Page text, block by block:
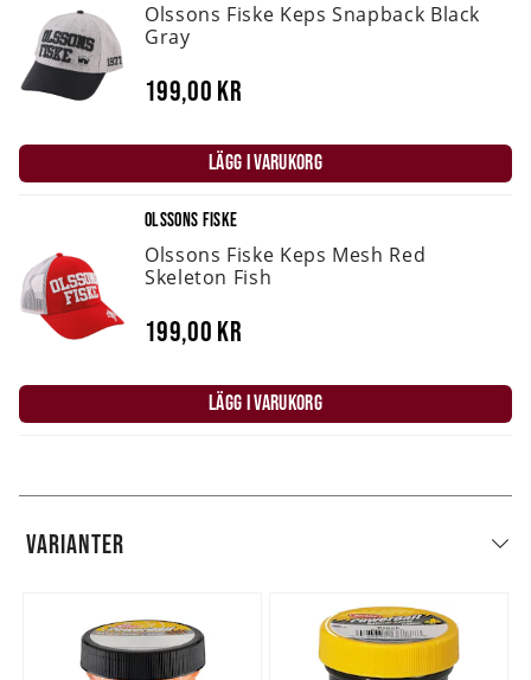
Olssons Fiske Keps Snapback Black
Gray
199,00 kr
LÄGG I VARUKORG
OLSSONS FISKE
Olssons Fiske Keps Mesh Red
Skeleton Fish
199,00 kr
LÄGG I VARUKORG
VARIANTER